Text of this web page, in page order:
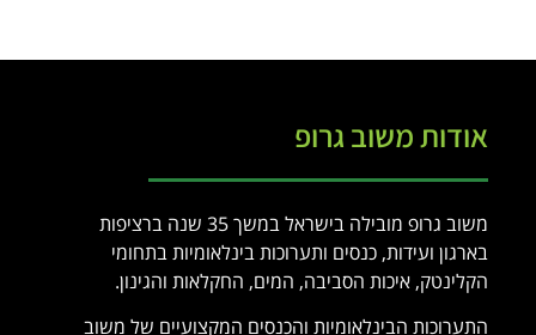
אודות משוב גרופ
משוב גרופ מובילה בישראל במשך 35 שנה ברציפות
בארגון ועידות, כנסים ותערוכות בינלאומיות בתחומי
הקלינטק, איכות הסביבה, המים, החקלאות והגינון.
התערוכות הבינלאומיות והכנסים המקצועיים של משוב